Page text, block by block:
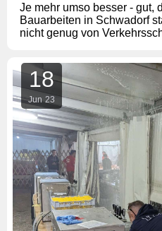
Je mehr umso besser - gut,
Bauarbeiten in Schwadorf
nicht genug von
18
Jun 23